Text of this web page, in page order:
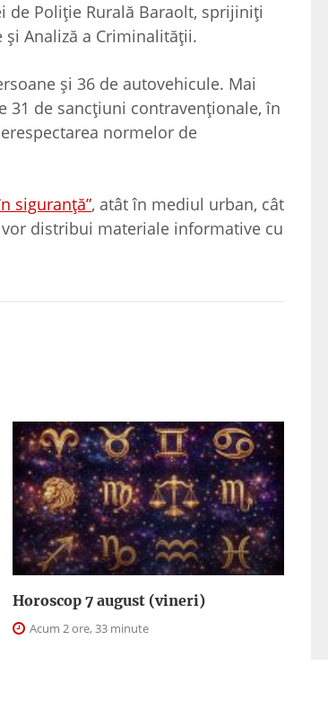
Poliție Rurală Baraolt, sprijiniți
Analiză a Criminalității.
și 36 de autovehicule. Mai
de sancțiuni contravenționale, în
normelor de
siguranță”, atât în mediul urban, cât
distribui materiale informative cu
Horoscop 7 august (vineri)
Acum 2 ore, 33 minute